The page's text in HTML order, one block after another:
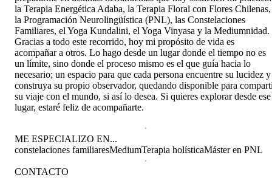
la Terapia Energética Adaba, la Terapia Floral con Flores Chilenas,
la Programación Neurolingüística (PNL), las Constelaciones
Familiares, el Yoga Kundalini, el Yoga Vinyasa y la Mediumnidad.
Gracias a todo este recorrido, hoy mi propósito de vida es
acompañar a otros. Lo hago desde un lugar donde el tiempo no es
un límite, sino donde el proceso mismo es el que guía hacia lo
necesario; un espacio para que cada persona encuentre su lucidez y
construya su propio observador, quedando disponible para
su viaje con el mundo, si así lo desea. Si quieres explorar desde ese
lugar, estaré feliz de acompañarte.
ME ESPECIALIZO EN...
constelaciones familiaresMediumTerapia holísticaMáster en PNL
CONTACTO